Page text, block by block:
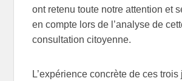
ont retenu toute notre attention et
en compte lors de l’analyse de
consultation citoyenne.
L’expérience concrète de ces trois